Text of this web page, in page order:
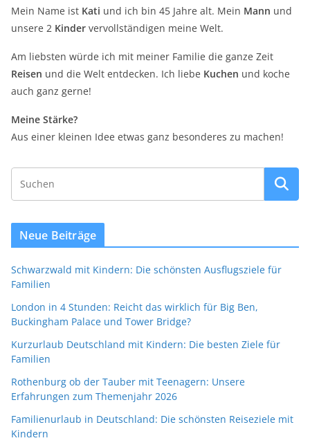
Mein Name ist Kati und ich bin 45 Jahre alt. Mein Mann und
unsere 2 Kinder vervollständigen meine Welt.
Am liebsten würde ich mit meiner Familie die ganze Zeit
Reisen und die Welt entdecken. Ich liebe Kuchen und koche
auch ganz gerne!
Meine Stärke?
Aus einer kleinen Idee etwas ganz besonderes zu machen!
Neue Beiträge
Schwarzwald mit Kindern: Die schönsten Ausflugsziele für
Familien
London in 4 Stunden: Reicht das wirklich für Big Ben,
Buckingham Palace und Tower Bridge?
Kurzurlaub Deutschland mit Kindern: Die besten Ziele für
Familien
Rothenburg ob der Tauber mit Teenagern: Unsere
Erfahrungen zum Themenjahr 2026
Familienurlaub in Deutschland: Die schönsten Reiseziele mit
Kindern